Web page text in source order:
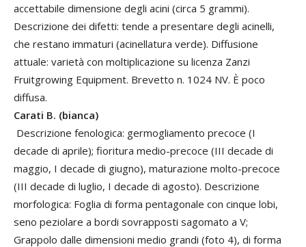
accettabile dimensione degli acini (circa 5 grammi).
Descrizione dei difetti: tende a presentare degli acinelli,
che restano immaturi (acinellatura verde). Diffusione
attuale: varietà con moltiplicazione su licenza Zanzi
Fruitgrowing Equipment. Brevetto n. 1024 NV. È poco
diffusa.
Carati B. (bianca)
Descrizione fenologica: germogliamento precoce (I
decade di aprile); fioritura medio-precoce (III decade di
maggio, I decade di giugno), maturazione molto-precoce
(III decade di luglio, I decade di agosto). Descrizione
morfologica: Foglia di forma pentagonale con cinque lobi,
seno peziolare a bordi sovrapposti sagomato a V;
Grappolo dalle dimensioni medio grandi (foto 4), di forma